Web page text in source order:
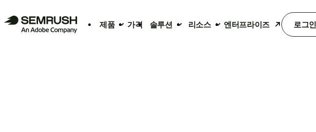
제품 가격 솔루션 리소스 엔터프라이즈 로그인